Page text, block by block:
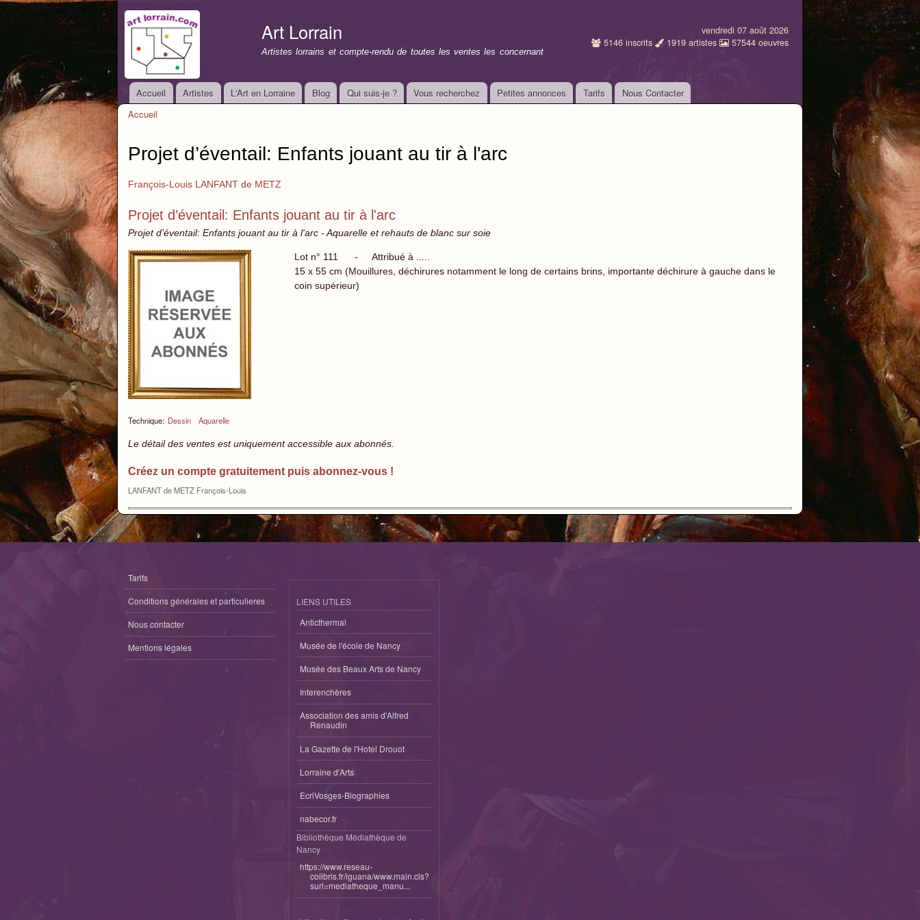
Art Lorrain
Artistes lorrains et compte-rendu de toutes les ventes les concernant
vendredi 07 août 2026
5146 inscrits 1919 artistes 57544 oeuvres
Menu principal
Accueil Artistes L'Art en Lorraine Blog Qui suis-je ? Vous recherchez Petites annonces Tarifs Nous Contacter
Accueil
Projet d’éventail: Enfants jouant au tir à l'arc
François-Louis LANFANT de METZ
Projet d’éventail: Enfants jouant au tir à l'arc
Projet d’éventail: Enfants jouant au tir à l'arc - Aquarelle et rehauts de blanc sur soie
Technique: Dessin Aquarelle
Lot n° 111 - Attribué à .....
15 x 55 cm (Mouillures, déchirures notamment le long de certains brins, importante déchirure à gauche dans le
coin supérieur)
Le détail des ventes est uniquement accessible aux abonnés.
Créez un compte gratuitement puis abonnez-vous !
LANFANT de METZ François-Louis
Tarifs
Conditions générales et particulieres
Nous contacter
Mentions légales
LIENS UTILES
Anticthermal
Musée de l'école de Nancy
Musée des Beaux Arts de Nancy
Interenchères
Association des amis d'Alfred
Renaudin
La Gazette de l'Hotel Drouot
Lorraine d'Arts
EcriVosges-Biographies
nabecor.fr
Bibliothèque Médiathèque de
Nancy
https://www.reseau-
colibris.fr/iguana/www.main.cls?
surl=mediatheque_manu...